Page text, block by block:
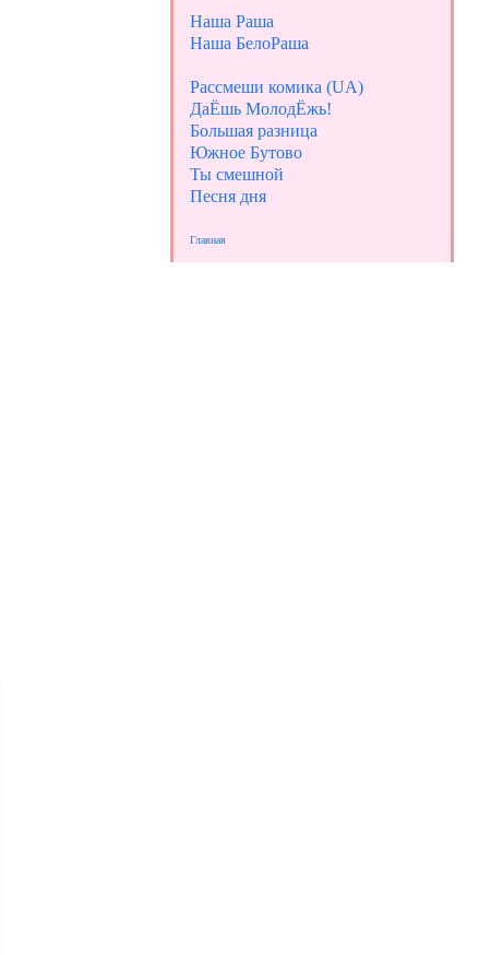
Наша Раша
Наша БелоРаша
Рассмеши комика (UA)
ДаЁшь МолодЁжь!
Большая разница
Южное Бутово
Ты смешной
Песня дня
Главная